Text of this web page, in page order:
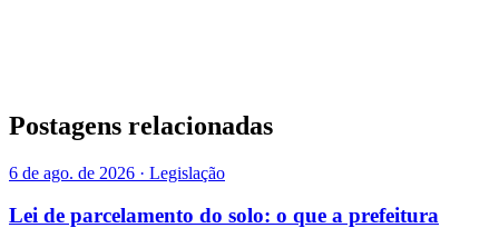
Postagens relacionadas
6 de ago. de 2026 · Legislação
Lei de parcelamento do solo: o que a prefeitura